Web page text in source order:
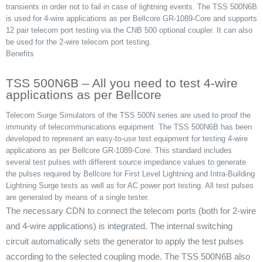
transients in order not to fail in case of lightning events. The TSS 500N6B
is used for 4-wire applications as per Bellcore GR-1089-Core and supports
12 pair telecom port testing via the CNB 500 optional coupler. It can also
be used for the 2-wire telecom port testing.
Benefits
TSS 500N6B – All you need to test 4-wire
applications as per Bellcore
Telecom Surge Simulators of the TSS 500N series are used to proof the
immunity of telecommunications equipment. The TSS 500N6B has been
developed to represent an easy-to-use test equipment for testing 4-wire
applications as per Bellcore GR-1089-Core. This standard includes
several test pulses with different source impedance values to generate
the pulses required by Bellcore for First Level Lightning and Intra-Building
Lightning Surge tests as well as for AC power port testing. All test pulses
are generated by means of a single tester.
The necessary CDN to connect the telecom ports (both for 2-wire
and 4-wire applications) is integrated. The internal switching
circuit automatically sets the generator to apply the test pulses
according to the selected coupling mode. The TSS 500N6B also